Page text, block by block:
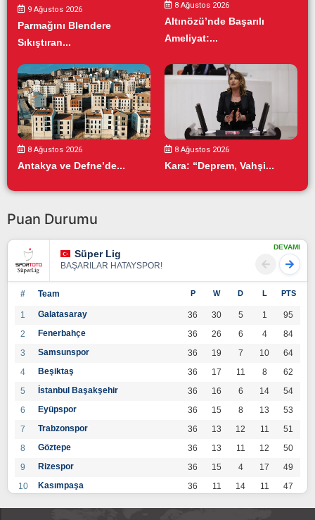
9 Ağustos 2026
Parmağını Blendere
Sıkıştıran...
8 Ağustos 2026
Altınözü’nde Başarılı
Ameliyat:...
8 Ağustos 2026
Antakya ve Defne’de...
8 Ağustos 2026
Kara: “Deprem, Vahşi...
Puan Durumu
Süper Lig
BAŞARILAR HATAYSPOR!
DEVAMI
# Team P W D L PTS
1 Galatasaray 36 30 5 1
95
2
Fenerbahçe 36 26 6 4
84
3
Samsunspor 36 19 7 10
64
4
Beşiktaş 36 17 11 8
62
5
İstanbul Başakşehir 36 16 6 14
54
6
Eyüpspor 36 15 8 13
53
7
Trabzonspor 36 13 12 11
51
8
Göztepe 36 13 11 12
50
9
Rizespor 36 15 4 17
49
10
Kasımpaşa 36 11 14 11
47